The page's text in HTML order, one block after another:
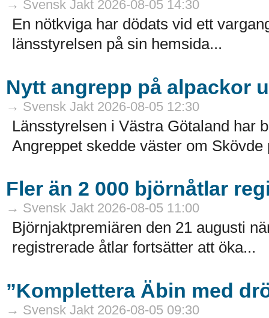
→ Svensk Jakt 2026-08-05 14:30
En nötkviga har dödats vid ett
länsstyrelsen på sin hemsida...
Nytt angrepp på alpackor
→ Svensk Jakt 2026-08-05 12:30
Länsstyrelsen i Västra Götaland har
Angreppet skedde väster om Skövde
Fler än 2 000 björnåtlar
→ Svensk Jakt 2026-08-05 11:00
Björnjaktpremiären den 21 augusti
registrerade åtlar fortsätter att öka...
”Komplettera Äbin med
→ Svensk Jakt 2026-08-05 09:30